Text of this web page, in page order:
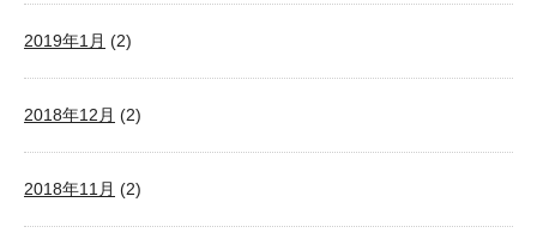
2019年1月 (2)
2018年12月 (2)
2018年11月 (2)